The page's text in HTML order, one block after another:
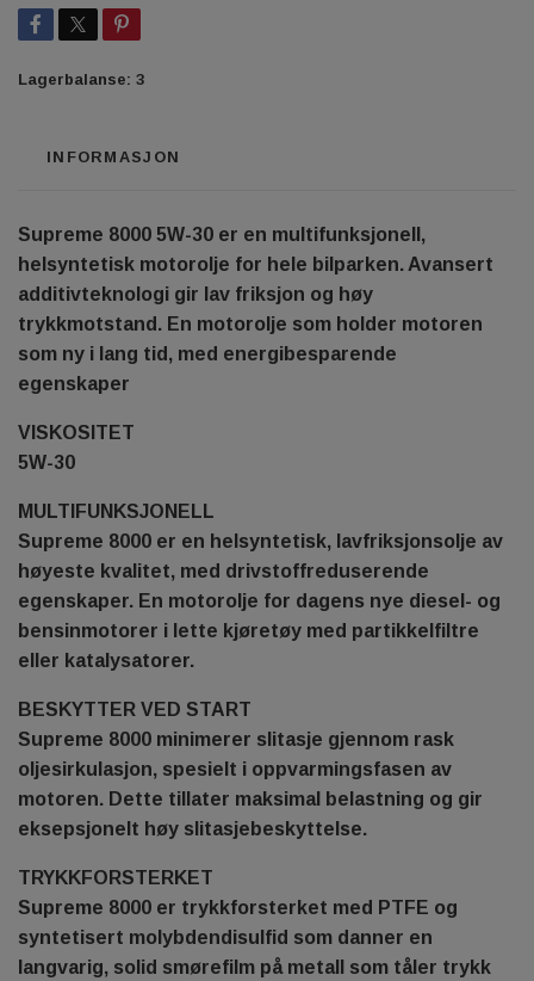
Lagerbalanse: 3
INFORMASJON
Supreme 8000 5W-30 er en multifunksjonell,
helsyntetisk motorolje for hele bilparken. Avansert
additivteknologi gir lav friksjon og høy
trykkmotstand. En motorolje som holder motoren
som ny i lang tid, med energibesparende
egenskaper
VISKOSITET
5W-30
MULTIFUNKSJONELL
Supreme 8000 er en helsyntetisk, lavfriksjonsolje av
høyeste kvalitet, med drivstoffreduserende
egenskaper. En motorolje for dagens nye diesel- og
bensinmotorer i lette kjøretøy med partikkelfiltre
eller katalysatorer.
BESKYTTER VED START
Supreme 8000 minimerer slitasje gjennom rask
oljesirkulasjon, spesielt i oppvarmingsfasen av
motoren. Dette tillater maksimal belastning og gir
eksepsjonelt høy slitasjebeskyttelse.
TRYKKFORSTERKET
Supreme 8000 er trykkforsterket med PTFE og
syntetisert molybdendisulfid som danner en
langvarig, solid smørefilm på metall som tåler trykk